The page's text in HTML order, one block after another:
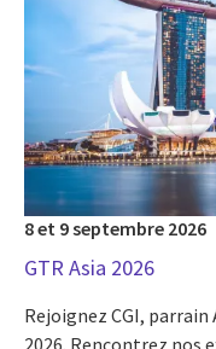
8 et 9 septembre 2026
GTR Asia 2026
Rejoignez CGI, parrain